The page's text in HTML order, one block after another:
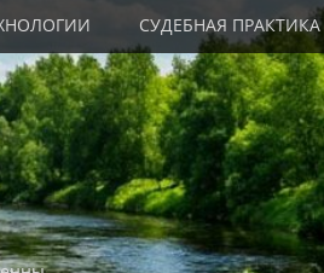
СУДЕБНАЯ ПРАКТИКА